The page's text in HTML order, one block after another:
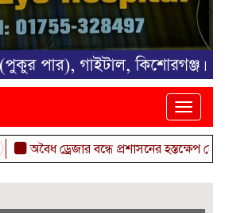
Toggle
অবৈধ ড্রেজার বন্ধে প্রশাসনের হস্তক্ষেপ চেয়ে